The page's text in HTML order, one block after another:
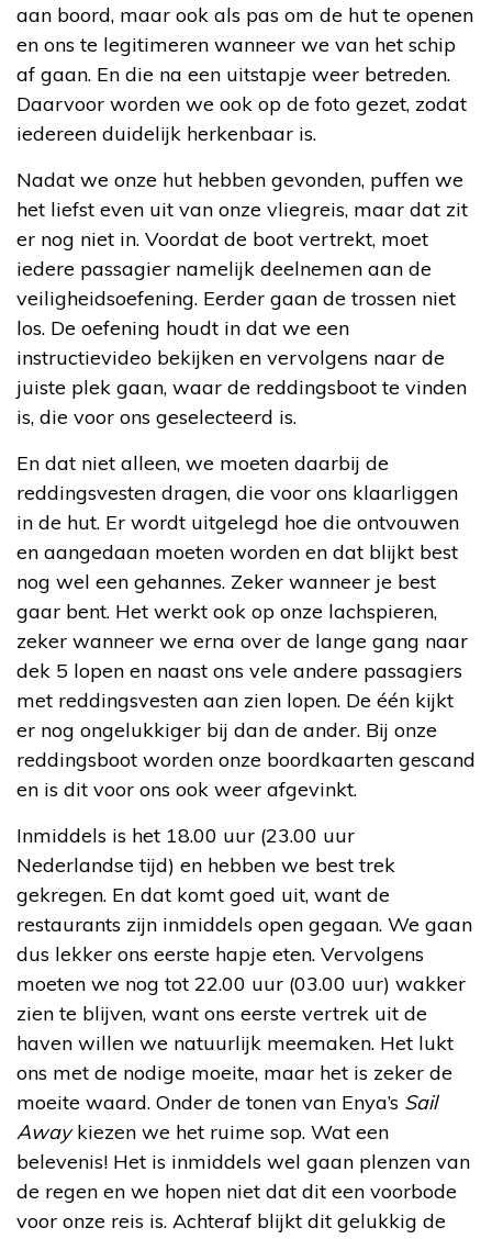
aan boord, maar ook als pas om de hut te openen
en ons te legitimeren wanneer we van het schip
af gaan. En die na een uitstapje weer betreden.
Daarvoor worden we ook op de foto gezet, zodat
iedereen duidelijk herkenbaar is.
Nadat we onze hut hebben gevonden, puffen we
het liefst even uit van onze vliegreis, maar dat zit
er nog niet in. Voordat de boot vertrekt, moet
iedere passagier namelijk deelnemen aan de
veiligheidsoefening. Eerder gaan de trossen niet
los. De oefening houdt in dat we een
instructievideo bekijken en vervolgens naar de
juiste plek gaan, waar de reddingsboot te vinden
is, die voor ons geselecteerd is.
En dat niet alleen, we moeten daarbij de
reddingsvesten dragen, die voor ons klaarliggen
in de hut. Er wordt uitgelegd hoe die ontvouwen
en aangedaan moeten worden en dat blijkt best
nog wel een gehannes. Zeker wanneer je best
gaar bent. Het werkt ook op onze lachspieren,
zeker wanneer we erna over de lange gang naar
dek 5 lopen en naast ons vele andere passagiers
met reddingsvesten aan zien lopen. De één kijkt
er nog ongelukkiger bij dan de ander. Bij onze
reddingsboot worden onze boordkaarten gescand
en is dit voor ons ook weer afgevinkt.
Inmiddels is het 18.00 uur (23.00 uur
Nederlandse tijd) en hebben we best trek
gekregen. En dat komt goed uit, want de
restaurants zijn inmiddels open gegaan. We gaan
dus lekker ons eerste hapje eten. Vervolgens
moeten we nog tot 22.00 uur (03.00 uur) wakker
zien te blijven, want ons eerste vertrek uit de
haven willen we natuurlijk meemaken. Het lukt
ons met de nodige moeite, maar het is zeker de
moeite waard. Onder de tonen van Enya’s Sail
Awaykiezen we het ruime sop. Wat een
belevenis! Het is inmiddels wel gaan plenzen van
de regen en we hopen niet dat dit een voorbode
voor onze reis is. Achteraf blijkt dit gelukkig de